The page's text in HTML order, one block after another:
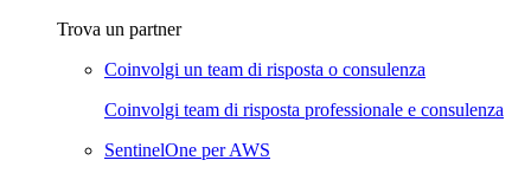
Trova un partner
Coinvolgi un team di risposta o consulenza
Coinvolgi team di risposta professionale e consulenza
SentinelOne per AWS